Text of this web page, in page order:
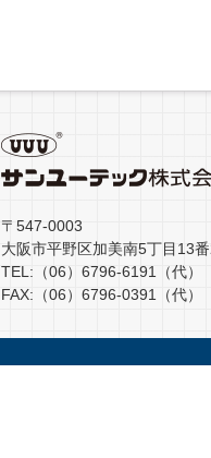
〒547-0003
大阪市平野区加美南5丁目13
TEL:（06）6796-6191（代）
FAX:（06）6796-0391（代）